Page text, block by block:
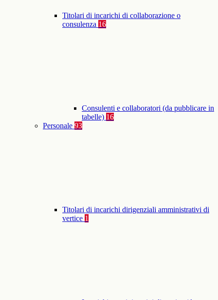
Titolari di incarichi di collaborazione o
consulenza 16
Consulenti e collaboratori (da pubblicare in
tabelle) 16
Personale 93
Titolari di incarichi dirigenziali amministrativi di
vertice 1